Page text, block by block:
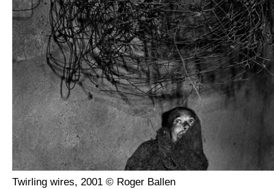
Twirling wires, 2001 © Roger Ballen